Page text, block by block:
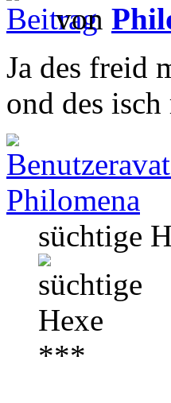
von
Ja des freid
ond des
Philomena
süchtige